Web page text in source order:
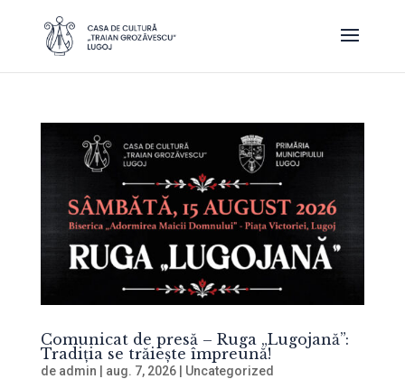
Comunicat de presă – Ruga „Lugojană”:
Tradiția se trăiește împreună!
de admin | aug. 7, 2026| Uncategorized